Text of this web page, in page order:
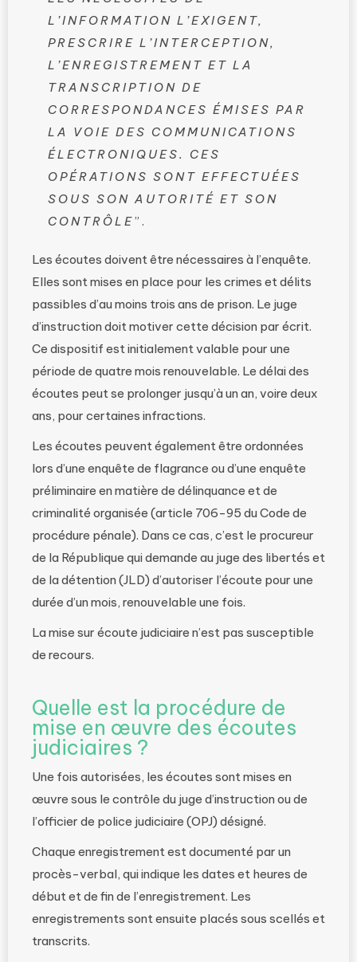
L’INFORMATION L’EXIGENT,
PRESCRIRE L’INTERCEPTION,
L’ENREGISTREMENT ET LA
TRANSCRIPTION DE
CORRESPONDANCES ÉMISES PAR
LA VOIE DES COMMUNICATIONS
ÉLECTRONIQUES. CES
OPÉRATIONS SONT EFFECTUÉES
SOUS SON AUTORITÉ ET SON
CONTRÔLE”.
Les écoutes doivent être nécessaires à l’enquête.
Elles sont mises en place pour les crimes et délits
passibles d’au moins trois ans de prison. Le juge
d’instruction doit motiver cette décision par écrit.
Ce dispositif est initialement valable pour une
période de quatre mois renouvelable. Le délai des
écoutes peut se prolonger jusqu’à un an, voire deux
ans, pour certaines infractions.
Les écoutes peuvent également être ordonnées
lors d’une enquête de flagrance ou d’une enquête
préliminaire en matière de délinquance et de
criminalité organisée (article 706-95 du Code de
procédure pénale). Dans ce cas, c’est le procureur
de la République qui demande au juge des libertés et
de la détention (JLD) d’autoriser l’écoute pour une
durée d’un mois, renouvelable une fois.
La mise sur écoute judiciaire n’est pas susceptible
de recours.
Quelle est la procédure de
mise en œuvre des écoutes
judiciaires ?
Une fois autorisées, les écoutes sont mises en
œuvre sous le contrôle du juge d’instruction ou de
l’officier de police judiciaire (OPJ) désigné.
Chaque enregistrement est documenté par un
procès-verbal, qui indique les dates et heures de
début et de fin de l’enregistrement. Les
enregistrements sont ensuite placés sous scellés et
transcrits.